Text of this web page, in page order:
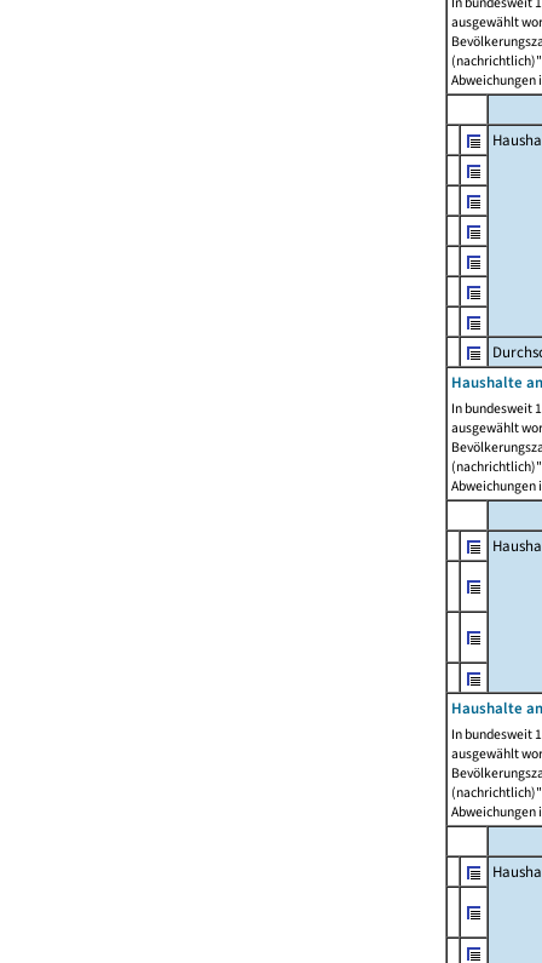
ausgewählt
Abweichungen
Haushalte
In bundesweit
ausgewählt
Abweichungen
Haushalte
In bundesweit
ausgewählt
Abweichungen